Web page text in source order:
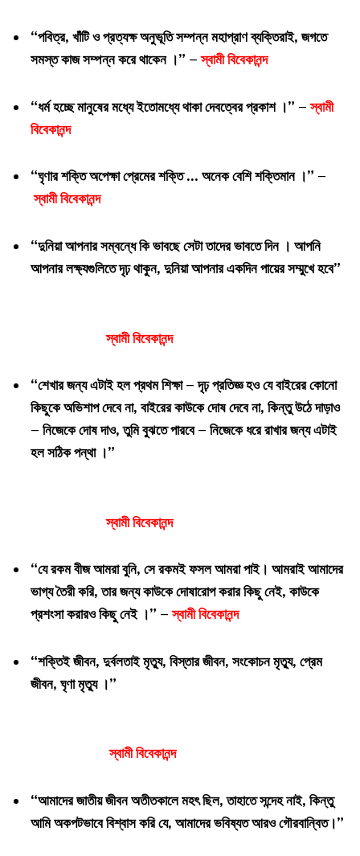
“পবিত্র, খাঁটি ও প্রত্যক্ষ অনুভূতি সম্পন্ন মহাপ্রাণ ব্যক্তিরাই, জগতে
সমস্ত কাজ সম্পন্ন করে থাকেন ।” –স্বামী বিবেকানন্দ
“ধর্ম হচ্ছে মানুষের মধ্যে ইতোমধ্যে থাকা দেবত্বের প্রকাশ ।” –স্বামী
বিবেকানন্দ
“ঘৃণার শক্তি অপেক্ষা প্রেমের শক্তি … অনেক বেশি শক্তিমান ।” –
স্বামী বিবেকানন্দ
“দুনিয়া আপনার সম্বন্ধে কি ভাবছে সেটা তাদের ভাবতে দিন । আপনি
আপনারলক্ষ্যগুলিতে দৃঢ় থাকুন, দুনিয়া আপনার একদিন পায়ের সম্মুখে হবে”
স্বামী বিবেকানন্দ
“শেখার জন্য এটাই হল প্রথম শিক্ষা – দৃঢ় প্রতিজ্ঞ হও যে বাইরের কোনো
কিছুকে অভিশাপ দেবে না, বাইরের কাউকে দোষ দেবে না, কিন্তু উঠে দাড়াও
– নিজেকে দোষ দাও, তুমি বুঝতে পারবে – নিজেকে ধরে রাখার জন্য এটাই
হল সঠিক পন্থা ।”
স্বামী বিবেকানন্দ
“যে রকম বীজ আমরা বুনি, সে রকমই ফসল আমরা পাই। আমরাই আমাদের
ভাগ্য তৈরী করি, তার জন্য কাউকে দোষারোপ করার কিছু নেই, কাউকে
প্রশংসা করারও কিছু নেই ।” –স্বামী বিবেকানন্দ
“শক্তিই জীবন, দুর্বলতাই মৃত্যু, বিস্তার জীবন, সংকোচন মৃত্যু, প্রেম
জীবন, ঘৃণা মৃত্যু ।”
স্বামী বিবেকানন্দ
“আমাদের জাতীয় জীবন অতীতকালে মহৎ ছিল, তাহাতে সন্দেহ নাই, কিন্তু
আমি অকপটভাবে বিশ্বাস করি যে, আমাদের ভবিষ্যত আরও গৌরবান্বিত।”